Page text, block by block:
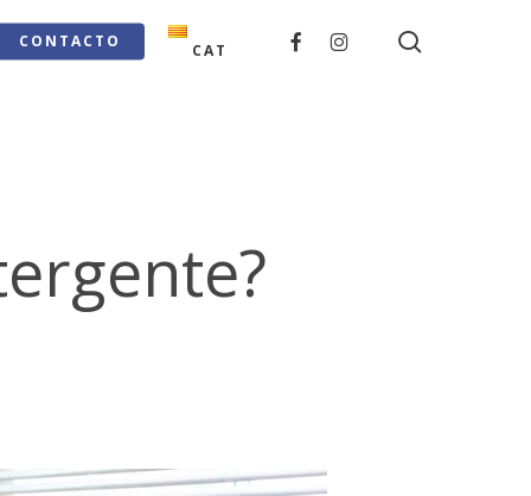
CONTACTO CAT
FACEBOOKINSTAGRAM